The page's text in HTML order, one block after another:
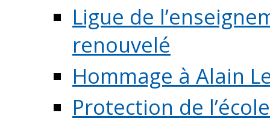
Ligue de
renouvelé
Hommage à Alain
Protection de